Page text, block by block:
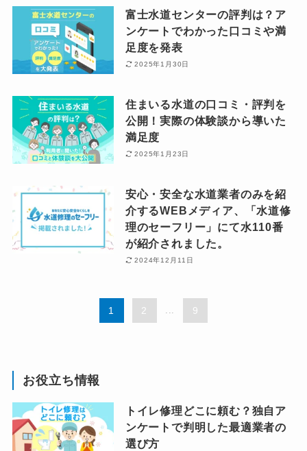
富士水道センターの評判は？ア
ンケートでわかった口コミや満
足度を発表
2025年1月30日
住まいる水道の口コミ・評判を
公開！実際の体験談から導いた
満足度
2025年1月23日
安心・安全な水道業者のみを紹
介するWEBメディア、「水道修
理のセーフリー」にて水110番
が紹介されました。
2024年12月11日
1 2 9
お役立ち情報
トイレ修理どこに頼む？独自ア
ンケートで判明した最適業者の
選び方